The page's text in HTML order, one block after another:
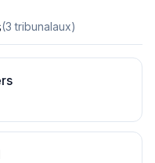
(3 tribunalaux)